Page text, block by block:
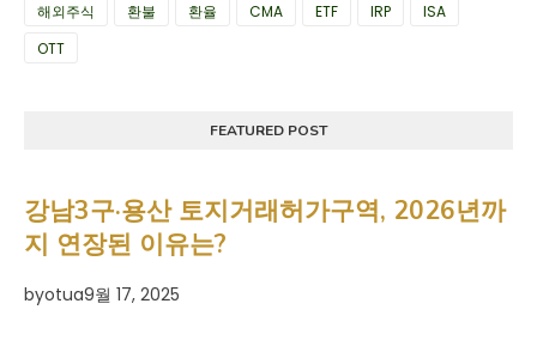
해외주식
환불 환율 CMA ETF IRP
ISA
OTT
FEATURED POST
강남3구·용산 토지거래허가구역, 2026년까
지 연장된 이유는?
byotua9월 17, 2025